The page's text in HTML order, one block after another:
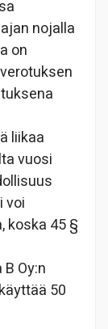
nojalla
on
liikaa
vuosi
voi
koska 45 §
Oy:n
50